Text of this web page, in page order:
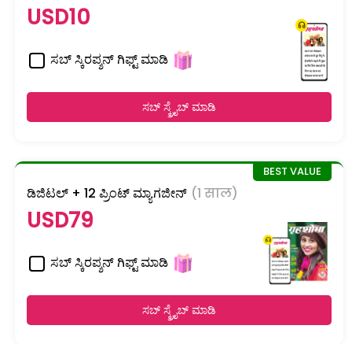
USD10
ಸಬ್ ಸ್ಕಿರಪ್ಶನ್ ಗಿಫ್ಟ್ ಮಾಡಿ
ಸಬ್ ಸ್ಕ್ರೈಬ್ ಮಾಡಿ
ಡಿಜಿಟಲ್ + 12 ಪ್ರಿಂಟ್ ಮ್ಯಾಗಜೀನ್ (1 साल)
USD79
ಸಬ್ ಸ್ಕಿರಪ್ಶನ್ ಗಿಫ್ಟ್ ಮಾಡಿ
ಸಬ್ ಸ್ಕ್ರೈಬ್ ಮಾಡಿ